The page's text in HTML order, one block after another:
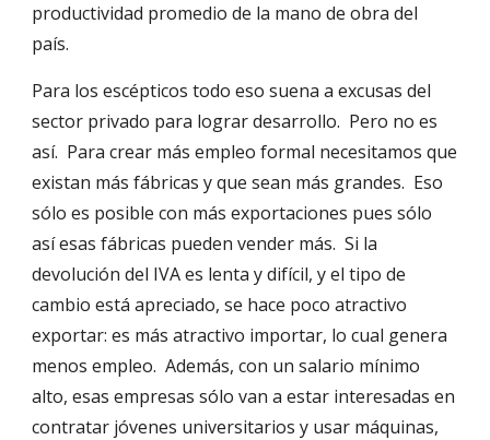
productividad promedio de la mano de obra del
país.
Para los escépticos todo eso suena a excusas del
sector privado para lograr desarrollo.  Pero no es
así.  Para crear más empleo formal necesitamos que
existan más fábricas y que sean más grandes.  Eso
sólo es posible con más exportaciones pues sólo
así esas fábricas pueden vender más.  Si la
devolución del IVA es lenta y difícil, y el tipo de
cambio está apreciado, se hace poco atractivo
exportar: es más atractivo importar, lo cual genera
menos empleo.  Además, con un salario mínimo
alto, esas empresas sólo van a estar interesadas en
contratar jóvenes universitarios y usar máquinas,